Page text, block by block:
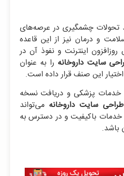
تحولات چشمگیری در عرصه‌های
و درمان نیز از این قاعده
اینترنت و نفوذ آن در
سایت داروخانه را به عنوان
اختیار این صنف قرار داده است.
خدمات پزشکی و دریافت نسخه
طراحی سایت داروخانه می‌تواند
خدمات باکیفیت و در دسترس به
باشد.